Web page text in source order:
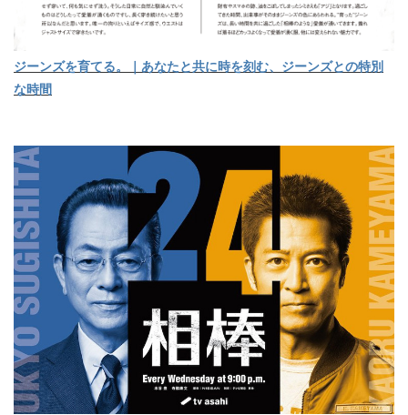
ジーンズを育てる。｜あなたと共に時を刻む、ジーンズとの特別
な時間